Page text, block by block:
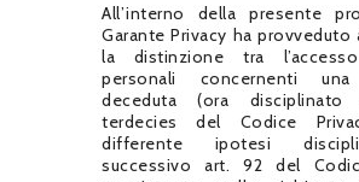
All’interno della presente
Garante Privacy ha provveduto
la distinzione tra
personali concernenti
deceduta (ora disciplinato
terdecies del Codice
differente ipotesi
successivo art. 92 del